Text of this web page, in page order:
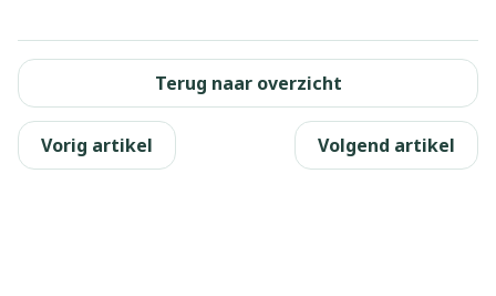
Terug naar overzicht
Vorig artikel Volgend artikel